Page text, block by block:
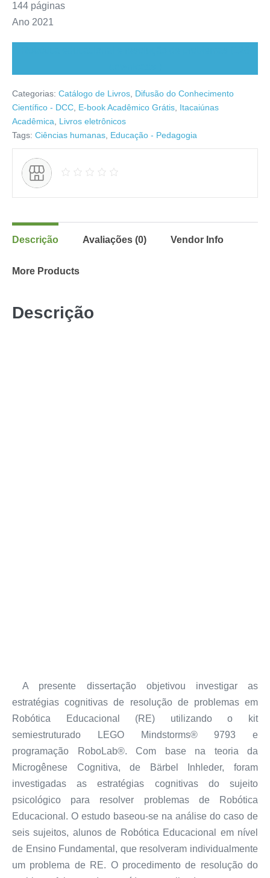
144 páginas
Ano 2021
Categorias: Catálogo de Livros, Difusão do Conhecimento
Científico - DCC, E-book Acadêmico Grátis, Itacaiúnas
Acadêmica, Livros eletrônicos
Tags: Ciências humanas, Educação - Pedagogia
Descrição Avaliações (0) Vendor Info
More Products
Descrição
A presente dissertação objetivou investigar as
estratégias cognitivas de resolução de problemas em
Robótica Educacional (RE) utilizando o kit
semiestruturado LEGO Mindstorms® 9793 e
programação RoboLab®. Com base na teoria da
Microgênese Cognitiva, de Bärbel Inhleder, foram
investigadas as estratégias cognitivas do sujeito
psicológico para resolver problemas de Robótica
Educacional. O estudo baseou-se na análise do caso de
seis sujeitos, alunos de Robótica Educacional em nível
de Ensino Fundamental, que resolveram individualmente
um problema de RE. O procedimento de resolução do